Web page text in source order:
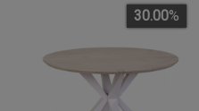
30.00%